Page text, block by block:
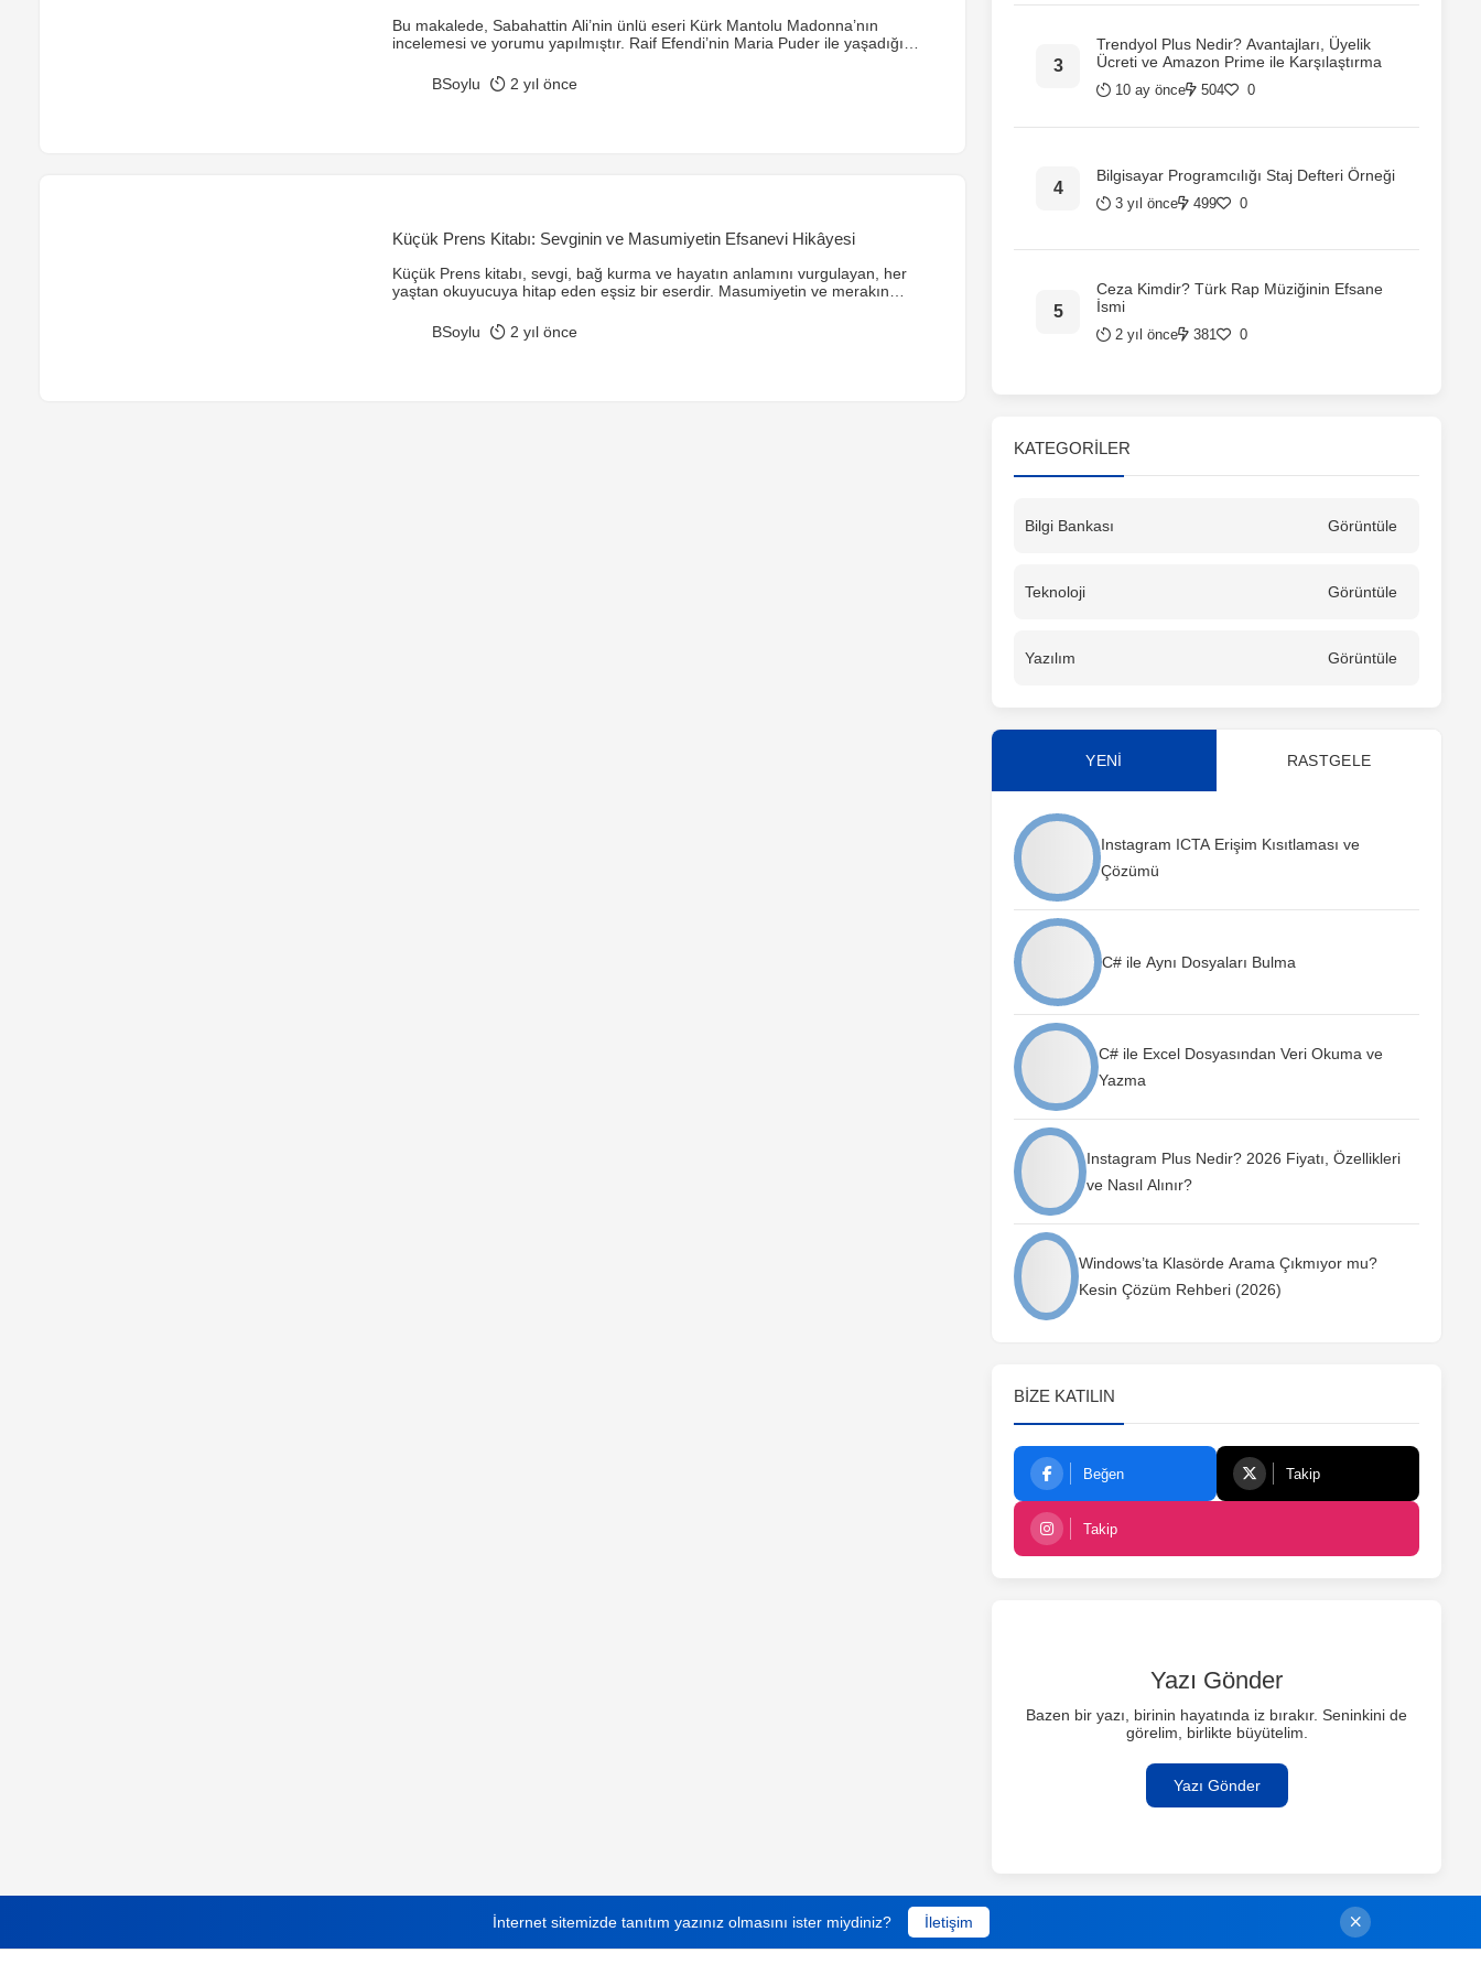
Bu makalede, Sabahattin Ali’nin ünlü eseri Kürk Mantolu Madonna’nın
incelemesi ve yorumu yapılmıştır. Raif Efendi’nin Maria Puder ile yaşadığı
Ali’nin karakterleri ve duygusal derinlikleri ustalıkla işlediği bu eser, okurların
kendilerini bulabilecekleri çok katmanlı bir hikaye sunmaktadır.
BSoylu 2 yıl önce
Küçük Prens Kitabı: Sevginin ve Masumiyetin Efsanevi Hikâyesi
Küçük Prens kitabı, sevgi, bağ kurma ve hayatın anlamını vurgulayan, her
yaştan okuyucuya hitap eden eşsiz bir eserdir. Masumiyetin ve merakın
sorumluluk ve emekle anlam kazandığını, yetişkinlerin dünyasının ise bazen ne
kadar yüzeysel olabileceğini etkileyici bir şekilde anlatır.
BSoylu 2 yıl önce
Trendyol Plus Nedir? Avantajları, Üyelik
Ücreti ve Amazon Prime ile Karşılaştırma
10 ay önce 504 0
Bilgisayar Programcılığı Staj Defteri Örneği
3 yıl önce 499 0
Ceza Kimdir? Türk Rap Müziğinin Efsane
İsmi
2 yıl önce 381 0
KATEGORILER
Bilgi Bankası Görüntüle
Teknoloji Görüntüle
Yazılım Görüntüle
YENİ RASTGELE
Instagram ICTA Erişim Kısıtlaması ve
Çözümü
C# ile Aynı Dosyaları Bulma
C# ile Excel Dosyasından Veri Okuma ve
Yazma
Instagram Plus Nedir? 2026 Fiyatı, Özellikleri
ve Nasıl Alınır?
Windows’ta Klasörde Arama Çıkmıyor mu?
Kesin Çözüm Rehberi (2026)
BIZE KATILIN
Beğen Takip
Takip
Yazı Gönder
Bazen bir yazı, birinin hayatında iz bırakır. Seninkini de
görelim, birlikte büyütelim.
Yazı Gönder
İnternet sitemizde tanıtım yazınız olmasını ister miydiniz? İletişim